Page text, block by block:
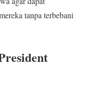
tanpa terbebani